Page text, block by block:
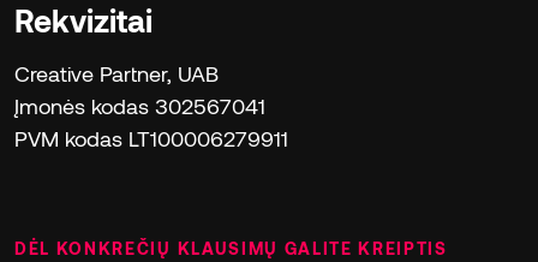
Rekvizitai
Creative Partner, UAB
Įmonės kodas 302567041
PVM kodas LT100006279911
DĖL KONKREČIŲ KLAUSIMŲ GALITE KREIPTIS